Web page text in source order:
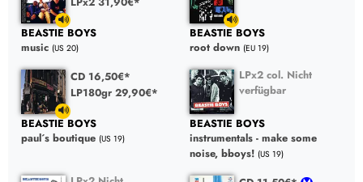
BEASTIE BOYS
music (US 20)
BEASTIE BOYS
root down (EU 19)
CD 16,50€*
LP180gr 29,90€*
BEASTIE BOYS
paul´s boutique (US 19)
LPx2 col. Nicht
verfügbar
BEASTIE BOYS
instrumentals - make some
noise, bboys! (US 19)